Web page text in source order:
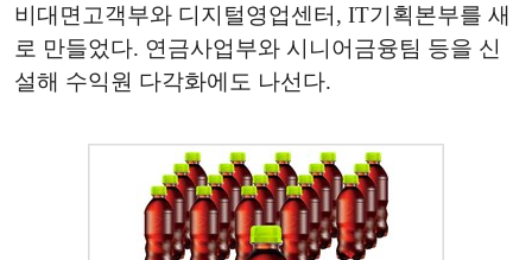
비대면고객부와 디지털영업센터, IT기획본부를 새
로 만들었다. 연금사업부와 시니어금융팀 등을 신
설해 수익원 다각화에도 나선다.